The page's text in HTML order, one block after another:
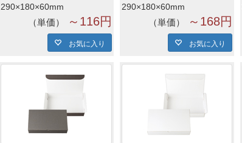
290×180×60mm
単価 ～116円
お気に入り
290×180×60mm
単価 ～168円
お気に入り